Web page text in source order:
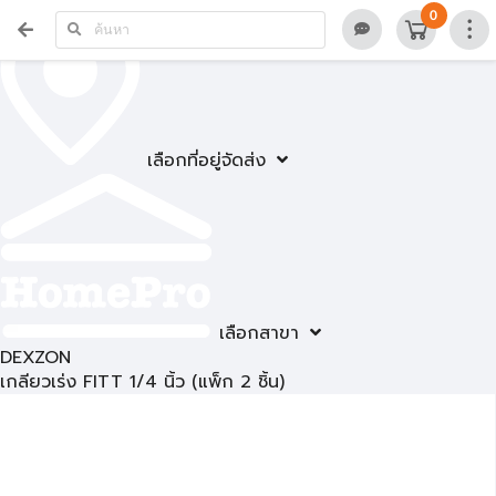
เลือกที่อยู่จัดส่ง
เลือกสาขา
0
DEXZON
เกลียวเร่ง FITT 1/4 นิ้ว (แพ็ก 2 ชิ้น)